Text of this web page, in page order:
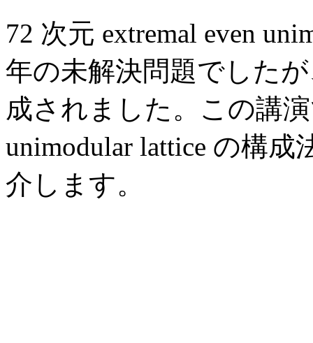
72 次元 extremal even
年の未解決問題でした
成されました。この講
unimodular lattice の構成
介します。